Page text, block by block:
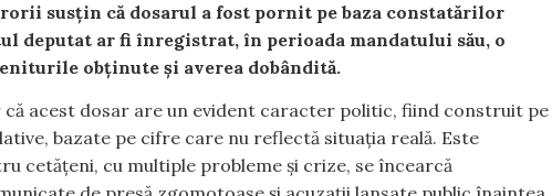
susțin că dosarul a fost pornit pe baza constatărilor
deputat ar fi înregistrat, în perioada mandatului său, o
obținute și averea dobândită.
acest dosar are un evident caracter politic, fiind construit pe
bazate pe cifre care nu reflectă situația reală. Este
cetățeni, cu multiple probleme și crize, se încearcă